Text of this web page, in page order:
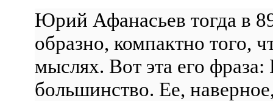
Юрий Афанасьев тогда в
образно, компактно того,
мыслях. Вот эта его
большинство. Ее,